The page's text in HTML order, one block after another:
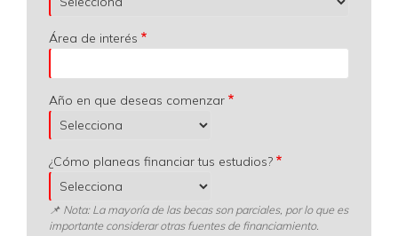
Área de interés
Año en que deseas comenzar
¿Cómo planeas financiar tus estudios?
📌 Nota: La mayoría de las becas son parciales, por lo que es
importante considerar otras fuentes de financiamiento.